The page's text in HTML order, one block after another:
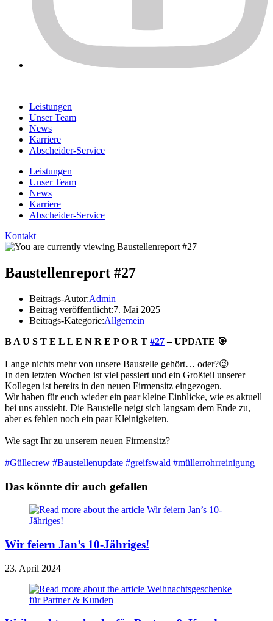
Leistungen
Unser Team
News
Karriere
Abscheider-Service
Leistungen
Unser Team
News
Karriere
Abscheider-Service
Kontakt
Baustellenreport #27
Beitrags-Autor:Admin
Beitrag veröffentlicht:7. Mai 2025
Beitrags-Kategorie:Allgemein
B A U S T E L L E N R E P O R T #27– UPDATE 🎯
Lange nichts mehr von unsere Baustelle gehört… oder?😉
In den letzten Wochen ist viel passiert und ein Großteil unserer
Kollegen ist bereits in den neuen Firmensitz eingezogen.
Wir haben für euch wieder ein paar kleine Einblicke, wie es aktuell
bei uns aussieht. Die Baustelle neigt sich langsam dem Ende zu,
aber es fehlen noch ein paar Kleinigkeiten.
Wie sagt Ihr zu unserem neuen Firmensitz?
#Güllecrew #Baustellenupdate #greifswald #müllerrohrreinigung
Das könnte dir auch gefallen
Wir feiern Jan’s 10-Jähriges!
23. April 2024